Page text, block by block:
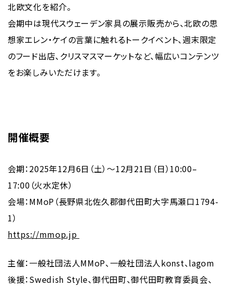
アクセス情報
Access
各種お問い合わせ
Contact
特定商取引に基づく表記について
北欧文化を紹介。
会期中は現代スウェーデン家具の展示販売から、北欧の思
想家エレン・ケイの言葉に触れるトークイベント、週末限定
のフード出店、クリスマスマーケットなど、幅広いコンテンツ
をお楽しみいただけます。
開催概要
会期：2025年12月6日（土）〜12月21日（日）10:00–
17:00（火水定休）
会場：MMoP（長野県北佐久郡御代田町大字馬瀬口1794-
1）
https://mmop.jp
主催：一般社団法人MMoP、一般社団法人konst、lagom
後援：Swedish Style、御代田町、御代田町教育委員会、